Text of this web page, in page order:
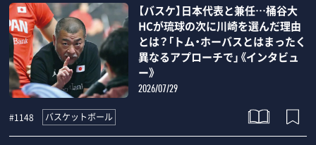
【バスケ】日本代表と兼任…桶谷大
HCが琉球の次に川崎を選んだ理由
とは？「トム・ホーバスとはまったく
異なるアプローチで」《インタビュ
ー》
2026/07/29
#1148 バスケットボール